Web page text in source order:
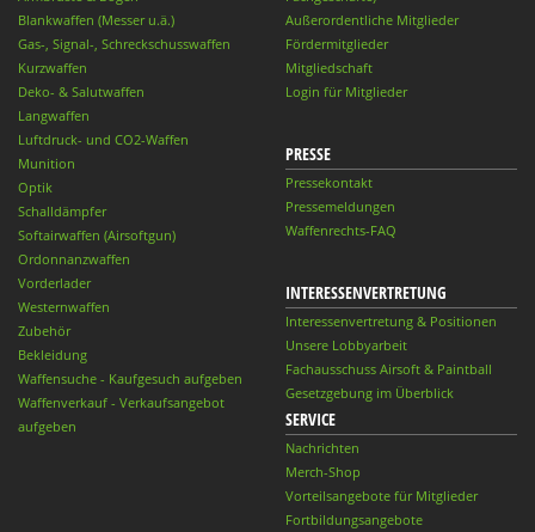
Blankwaffen (Messer u.ä.)
Gas-, Signal-, Schreckschusswaffen
Kurzwaffen
Deko- & Salutwaffen
Langwaffen
Luftdruck- und CO2-Waffen
Munition
Optik
Schalldämpfer
Softairwaffen (Airsoftgun)
Ordonnanzwaffen
Vorderlader
Westernwaffen
Zubehör
Bekleidung
Waffensuche - Kaufgesuch aufgeben
Waffenverkauf - Verkaufsangebot
aufgeben
Außerordentliche Mitglieder
Fördermitglieder
Mitgliedschaft
Login für Mitglieder
PRESSE
Pressekontakt
Pressemeldungen
Waffenrechts-FAQ
INTERESSENVERTRETUNG
Interessenvertretung & Positionen
Unsere Lobbyarbeit
Fachausschuss Airsoft & Paintball
Gesetzgebung im Überblick
SERVICE
Nachrichten
Merch-Shop
Vorteilsangebote für Mitglieder
Fortbildungsangebote